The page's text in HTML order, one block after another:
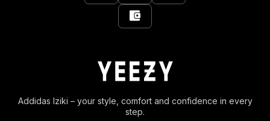
Addidas Iziki – your style, comfort and confidence in every
step.